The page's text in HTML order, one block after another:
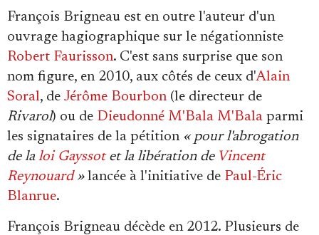
François Brigneau est en outre l'auteur d'un
ouvrage hagiographique sur le négationniste
Robert Faurisson. C'est sans surprise que son
nom figure, en 2010, aux côtés de ceux d'Alain
Soral, de Jérôme Bourbon(le directeur de
Rivarol) ou de Dieudonné M'Bala M'Bala parmi
les signataires de la pétition « pour l'abrogation
de la loi Gayssotet la libération de Vincent
Reynouard»lancée à l'initiative de Paul-Éric
Blanrue.
François Brigneau décède en 2012. Plusieurs de